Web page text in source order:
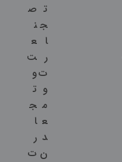
ت
ج
ا
ر
ت
و
م
ع
د
ن
ص
ن
ع
ت
و
ت
ج
ا
ر
ت